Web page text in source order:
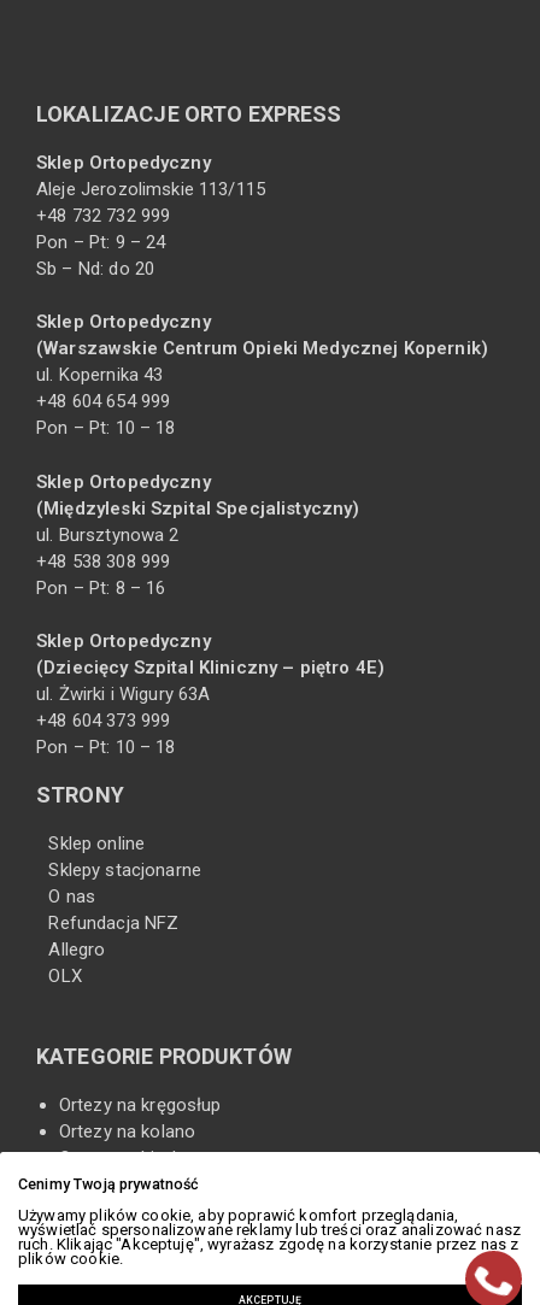
LOKALIZACJE ORTO EXPRESS
Sklep Ortopedyczny
Aleje Jerozolimskie 113/115
+48 732 732 999
Pon – Pt: 9 – 24
Sb – Nd: do 20
Sklep Ortopedyczny
(Warszawskie Centrum Opieki Medycznej Kopernik)
ul. Kopernika 43
+48 604 654 999
Pon – Pt: 10 – 18
Sklep Ortopedyczny
(Międzyleski Szpital Specjalistyczny)
ul. Bursztynowa 2
+48 538 308 999
Pon – Pt: 8 – 16
Sklep Ortopedyczny
(Dziecięcy Szpital Kliniczny – piętro 4E)
ul. Żwirki i Wigury 63A
+48 604 373 999
Pon – Pt: 10 – 18
STRONY
Sklep online
Sklepy stacjonarne
O nas
Refundacja NFZ
Allegro
OLX
KATEGORIE PRODUKTÓW
Ortezy na kręgosłup
Ortezy na kolano
Ortezy na biodro
Ortezy na stopę
Ortezy na szyję
Ortezy na rękę
Ortezy na bark
Rehabilitacja
Cenimy Twoją prywatność
Używamy plików cookie, aby poprawić komfort przeglądania,
wyświetlać spersonalizowane reklamy lub treści oraz analizować nasz
ruch. Klikając "Akceptuję", wyrażasz zgodę na korzystanie przez nas z
plików cookie.
AKCEPTUJĘ